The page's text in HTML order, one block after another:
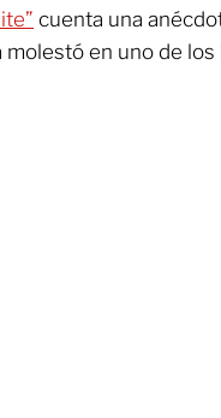
cuenta una
molestó en uno de los